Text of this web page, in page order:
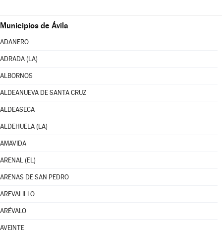
Municipios de Ávila
ADANERO
ADRADA (LA)
ALBORNOS
ALDEANUEVA DE SANTA CRUZ
ALDEASECA
ALDEHUELA (LA)
AMAVIDA
ARENAL (EL)
ARENAS DE SAN PEDRO
AREVALILLO
ARÉVALO
AVEINTE